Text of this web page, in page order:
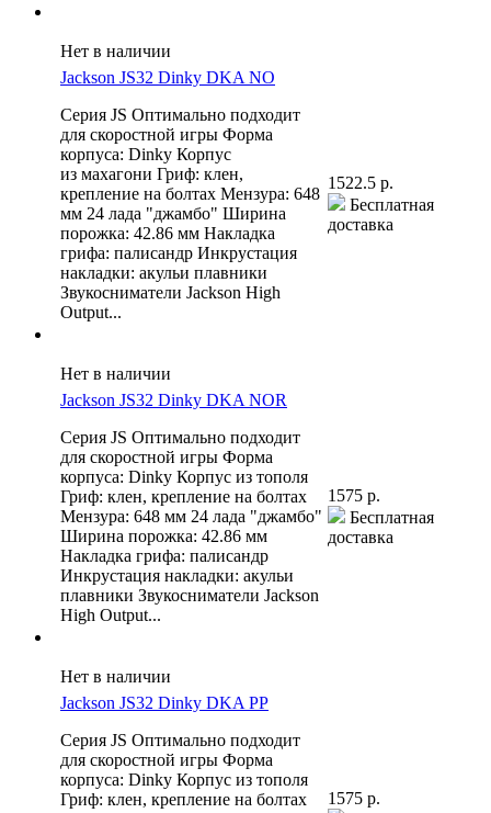
Нет в наличии
Jackson JS32 Dinky DKA NO
Серия JS Оптимально подходит
для скоростной игры Форма
корпуса: Dinky Корпус
из махагони Гриф: клен,
крепление на болтах Мензура: 648
мм 24 лада "джамбо" Ширина
порожка: 42.86 мм Накладка
грифа: палисандр Инкрустация
накладки: акульи плавники
Звукосниматели Jackson High
Output...
1522.5 р.
Бесплатная
доставка
Нет в наличии
Jackson JS32 Dinky DKA NOR
Серия JS Оптимально подходит
для скоростной игры Форма
корпуса: Dinky Корпус из тополя
Гриф: клен, крепление на болтах
Мензура: 648 мм 24 лада "джамбо"
Ширина порожка: 42.86 мм
Накладка грифа: палисандр
Инкрустация накладки: акульи
плавники Звукосниматели Jackson
High Output...
1575 р.
Бесплатная
доставка
Нет в наличии
Jackson JS32 Dinky DKA PP
Серия JS Оптимально подходит
для скоростной игры Форма
корпуса: Dinky Корпус из тополя
Гриф: клен, крепление на болтах
1575 р.